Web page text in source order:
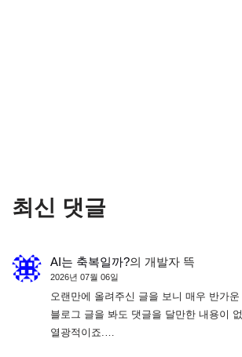
최신 댓글
AI는 축복일까?의 개발자 뜩
2026년 07월 06일
오랜만에 올려주신 글을 보니 매우 반가
블로그 글을 봐도 댓글을 달만한 내용이
열광적이죠.…